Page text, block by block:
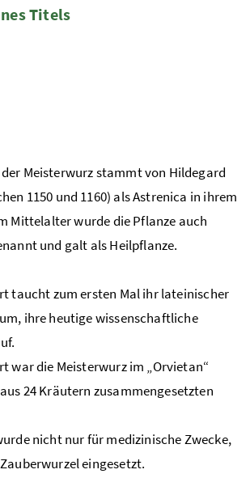
Titels
Meisterwurz stammt von Hildegard
1150 und 1160) als Astrenica in ihrem
Mittelalter wurde die Pflanze auch
und galt als Heilpflanze.
taucht zum ersten Mal ihr lateinischer
ihre heutige wissenschaftliche
war die Meisterwurz im „Orvietan“
24 Kräutern zusammengesetzten
nicht nur für medizinische Zwecke,
eingesetzt.